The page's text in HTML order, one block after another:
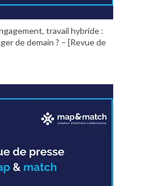
travail hybride :
de demain ? – [Revue de